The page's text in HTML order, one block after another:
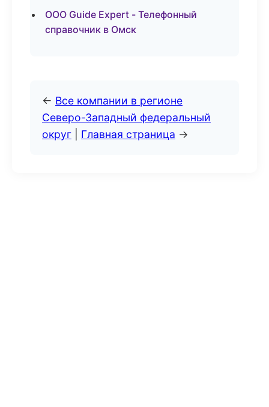
ООО Guide Expert - Телефонный
справочник в Омск
← Все компании в регионе
Северо-Западный федеральный
округ
Главная страница →